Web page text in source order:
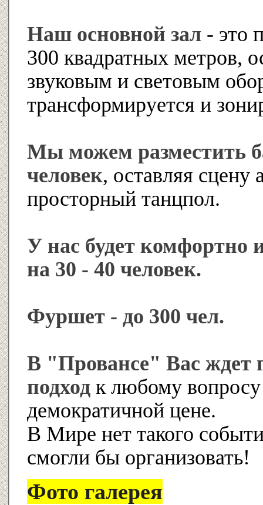
Наш основной зал - это
300 квадратных метров,
звуковым и световым
трансформируется и
Мы можем разместить
человек, оставляя сцену
просторный танцпол.
У нас будет комфортно
на 30 - 40 человек.
Фуршет - до 300 чел.
В "Провансе" Вас ждет
подход к любому
демократичной цене.
В Мире нет такого
смогли бы организовать!
Фото галерея